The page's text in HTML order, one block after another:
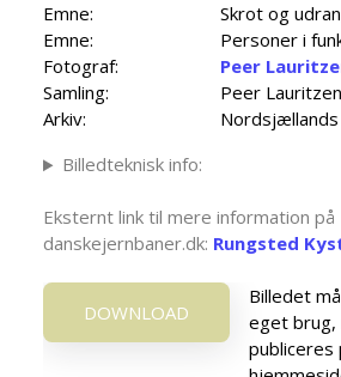
Emne:
Skrot og
Emne:
Personer i
Fotograf:
Peer
Samling:
Peer Lauritzen
Arkiv:
Nordsjællands
Billedteknisk info:
Eksternt link til mere information på
danskejernbaner.dk: Rungsted
DOWNLOAD
Billedet
eget brug,
publiceres